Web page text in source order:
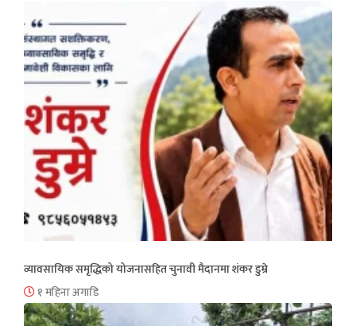
व्यावसायिक समृद्धिको योजनासहित चुनावी मैदानमा शंकर डुम्रे
१ महिना अगाडि